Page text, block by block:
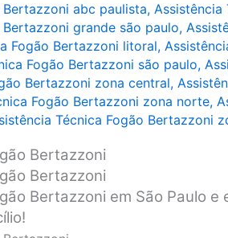
abc paulista, Assistência
grande são paulo,
Fogão Bertazzoni litoral,
Fogão Bertazzoni são paulo,
Bertazzoni zona central,
Fogão Bertazzoni zona norte,
Técnica Fogão Bertazzoni
Bertazzoni
Bertazzoni
Bertazzoni em São Paulo e